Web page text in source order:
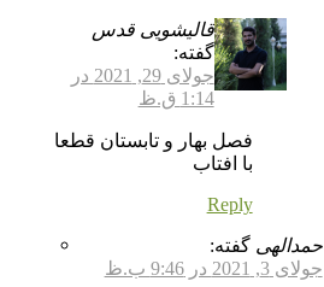
قالیشویی قدس
گفته:
جولای 29, 2021 در
1:14 ق.ظ
فصل بهار و تابستان قطعا
با افتاب
Reply
حمدالهی گفته:
جولای 3, 2021 در 9:46 ب.ظ